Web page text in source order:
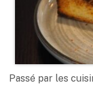
Passé par les